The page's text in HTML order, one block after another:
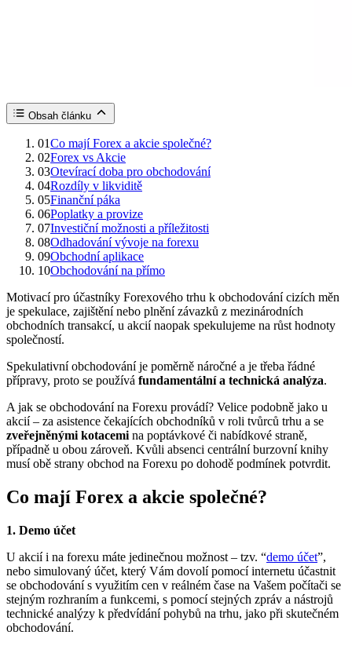
Obsah článku
01Co mají Forex a akcie společné?
02Forex vs Akcie
03Otevírací doba pro obchodování
04Rozdíly v likviditě
05Finanční páka
06Poplatky a provize
07Investiční možnosti a příležitosti
08Odhadování vývoje na forexu
09Obchodní aplikace
10Obchodování na přímo
Motivací pro účastníky Forexového trhu k obchodování cizích měn
je spekulace, zajištění nebo plnění závazků z mezinárodních
obchodních transakcí, u akcií naopak spekulujeme na růst hodnoty
společností.
Spekulativní obchodování je poměrně náročné a je třeba řádné
přípravy, proto se používá fundamentální a technická analýza.
A jak se obchodování na Forexu provádí? Velice podobně jako u
akcií – za asistence čekajících obchodníků v roli tvůrců trhu a se
zveřejněnými kotacemi na poptávkové či nabídkové straně,
případně u obou zároveň. Kvůli absenci centrální burzovní knihy
musí obě strany obchod na Forexu po dohodě podmínek potvrdit.
Co mají Forex a akcie společné?
1. Demo účet
U akcií i na forexu máte jedinečnou možnost – tzv. “demo účet”,
nebo simulovaný účet, který Vám dovolí pomocí internetu účastnit
se obchodování s využitím cen v reálném čase na Vašem počítači se
stejným rozhraním a funkcemi, s pomocí stejných zpráv a nástrojů
technické analýzy k předvídání pohybů na trhu, jako při skutečném
obchodování.